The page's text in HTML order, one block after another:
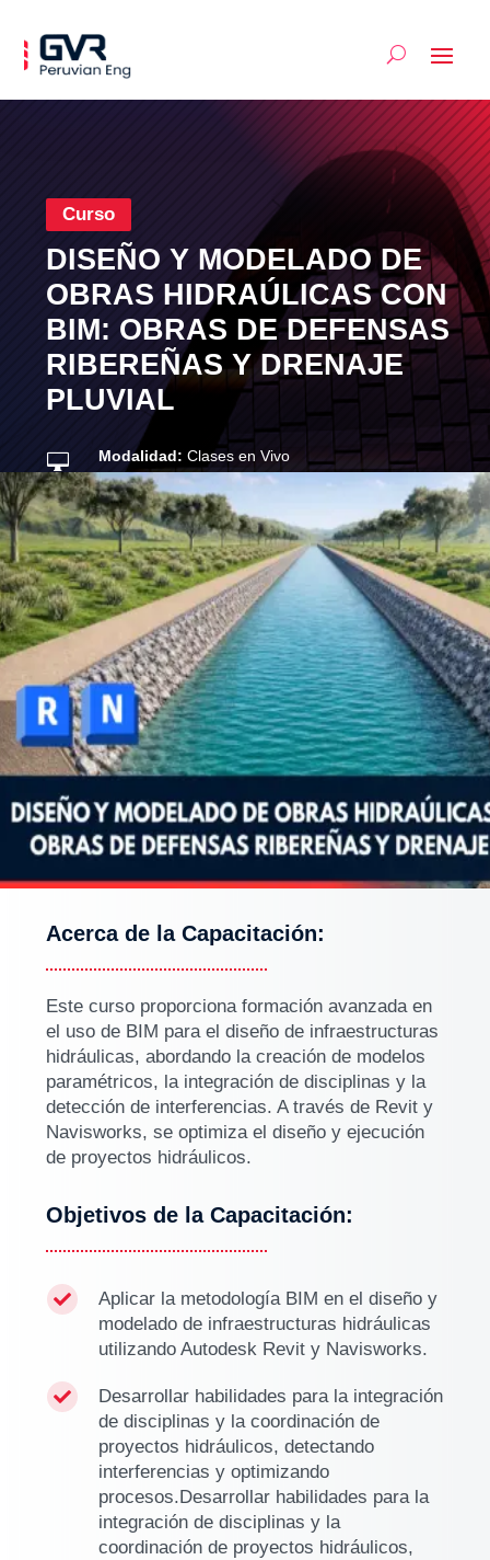
Curso
DISEÑO Y MODELADO DE
OBRAS HIDRAÚLICAS CON
BIM: OBRAS DE DEFENSAS
RIBEREÑAS Y DRENAJE
PLUVIAL
 Modalidad: Clases en Vivo
 Categoría:BIM,Estructuras
 Nivel:Avanzada
Acerca de la Capacitación:
Este curso proporciona formación avanzada en
el uso de BIM para el diseño de infraestructuras
hidráulicas, abordando la creación de modelos
paramétricos, la integración de disciplinas y la
detección de interferencias. A través de Revit y
Navisworks, se optimiza el diseño y ejecución
de proyectos hidráulicos.
Objetivos de la Capacitación:

Aplicar la metodología BIM en el diseño y
modelado de infraestructuras hidráulicas
utilizando Autodesk Revit y Navisworks.

Desarrollar habilidades para la integración
de disciplinas y la coordinación de
proyectos hidráulicos, detectando
interferencias y optimizando
procesos.Desarrollar habilidades para la
integración de disciplinas y la
coordinación de proyectos hidráulicos,